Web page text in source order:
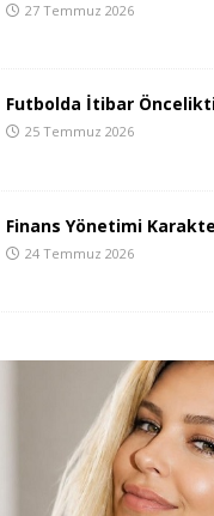
27 Temmuz 2026
Futbolda İtibar
25 Temmuz 2026
Finans Yönetimi
24 Temmuz 2026